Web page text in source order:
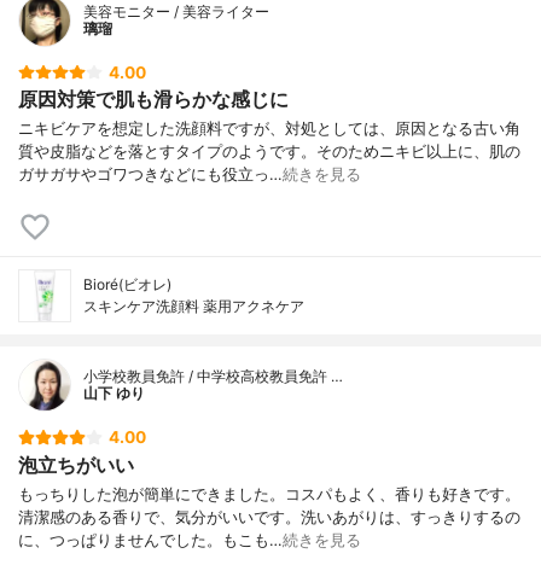
美容モニター / 美容ライター
璃瑠
4.00
原因対策で肌も滑らかな感じに
ニキビケアを想定した洗顔料ですが、対処としては、原因となる古い角
質や皮脂などを落とすタイプのようです。そのためニキビ以上に、肌の
ガサガサやゴワつきなどにも役立っ…続きを見る
Bioré(ビオレ)
スキンケア洗顔料 薬用アクネケア
小学校教員免許 / 中学校高校教員免許 …
山下 ゆり
4.00
泡立ちがいい
もっちりした泡が簡単にできました。コスパもよく、香りも好きです。
清潔感のある香りで、気分がいいです。洗いあがりは、すっきりするの
に、つっぱりませんでした。もこも…続きを見る